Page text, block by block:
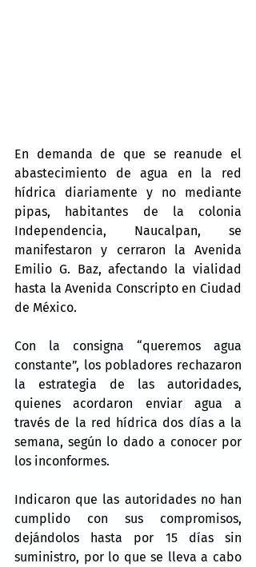
En demanda de que se reanude el
abastecimiento de agua en la red
hídrica diariamente y no mediante
pipas, habitantes de la colonia
Independencia, Naucalpan, se
manifestaron y cerraron la Avenida
Emilio G. Baz, afectando la vialidad
hasta la Avenida Conscripto en Ciudad
de México.
Con la consigna “queremos agua
constante”, los pobladores rechazaron
la estrategia de las autoridades,
quienes acordaron enviar agua a
través de la red hídrica dos días a la
semana, según lo dado a conocer por
los inconformes.
Indicaron que las autoridades no han
cumplido con sus compromisos,
dejándolos hasta por 15 días sin
suministro, por lo que se lleva a cabo